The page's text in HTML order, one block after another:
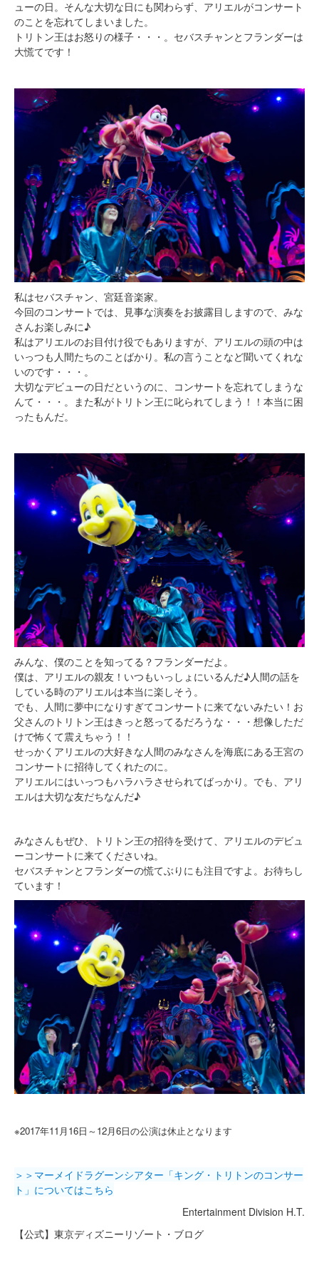
ューの日。そんな大切な日にも関わらず、アリエルがコンサート
のことを忘れてしまいました。
トリトン王はお怒りの様子・・・。セバスチャンとフランダーは
大慌てです！
私はセバスチャン、宮廷音楽家。
今回のコンサートでは、見事な演奏をお披露目しますので、みな
さんお楽しみに♪
私はアリエルのお目付け役でもありますが、アリエルの頭の中は
いっつも人間たちのことばかり。私の言うことなど聞いてくれな
いのです・・・。
大切なデビューの日だというのに、コンサートを忘れてしまうな
んて・・・。また私がトリトン王に叱られてしまう！！本当に困
ったもんだ。
みんな、僕のことを知ってる？フランダーだよ。
僕は、アリエルの親友！いつもいっしょにいるんだ♪人間の話を
している時のアリエルは本当に楽しそう。
でも、人間に夢中になりすぎてコンサートに来てないみたい！お
父さんのトリトン王はきっと怒ってるだろうな・・・想像しただ
けで怖くて震えちゃう！！
せっかくアリエルの大好きな人間のみなさんを海底にある王宮の
コンサートに招待してくれたのに。
アリエルにはいっつもハラハラさせられてばっかり。でも、アリ
エルは大切な友だちなんだ♪
みなさんもぜひ、トリトン王の招待を受けて、アリエルのデビュ
ーコンサートに来てくださいね。
セバスチャンとフランダーの慌てぶりにも注目ですよ。お待ちし
ています！
※2017年11月16日～12月6日の公演は休止となります
＞＞マーメイドラグーンシアター「キング・トリトンのコンサー
ト」についてはこちら
Entertainment Division H.T.
【公式】東京ディズニーリゾート・ブログ